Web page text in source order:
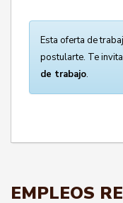
Esta oferta de
postularte. Te
de trabajo.
EMPLEOS